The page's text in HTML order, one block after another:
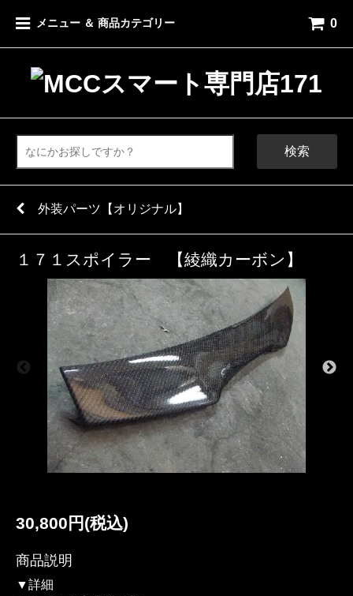
メニュー ＆ 商品カテゴリー 0
検索
外装パーツ【オリジナル】
１７１スポイラー 【綾織カーボン】
30,800円(税込)
商品説明
▼詳細